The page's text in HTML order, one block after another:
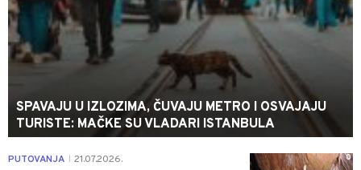
SPAVAJU U IZLOZIMA, ČUVAJU METRO I OSVAJAJU
TURISTE: MAČKE SU VLADARI ISTANBULA
0
PUTOVANJA 21.07.2026.